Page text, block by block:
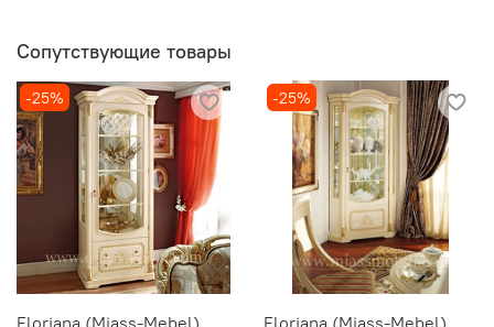
Сопутствующие товары
-25% -25%